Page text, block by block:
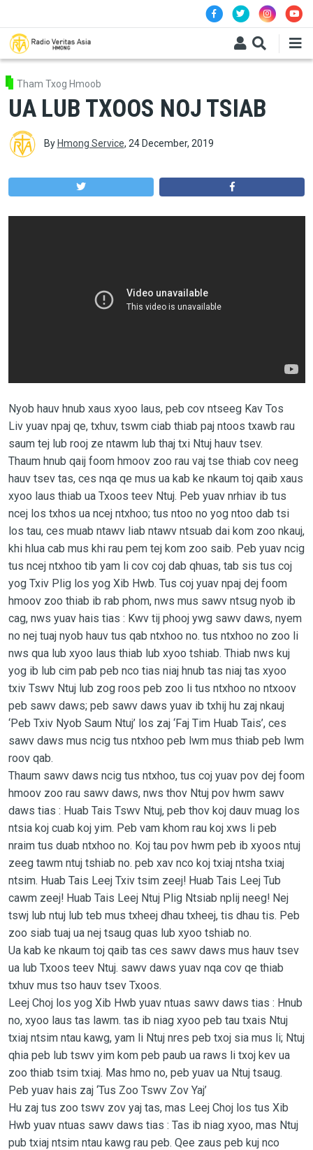
Tham Txog Hmoob
UA LUB TXOOS NOJ TSIAB
By Hmong Service, 24 December, 2019
Nyob hauv hnub xaus xyoo laus, peb cov ntseeg Kav Tos
Liv yuav npaj qe, txhuv, tswm ciab thiab paj ntoos txawb rau
saum tej lub rooj ze ntawm lub thaj txi Ntuj hauv tsev.
Thaum hnub qaij foom hmoov zoo rau vaj tse thiab cov neeg
hauv tsev tas, ces nqa qe mus ua kab ke nkaum toj qaib xaus
xyoo laus thiab ua Txoos teev Ntuj. Peb yuav nrhiav ib tus
ncej los txhos ua ncej ntxhoo; tus ntoo no yog ntoo dab tsi
los tau, ces muab ntawv liab ntawv ntsuab dai kom zoo nkauj,
khi hlua cab mus khi rau pem tej kom zoo saib. Peb yuav ncig
tus ncej ntxhoo tib yam li cov coj dab qhuas, tab sis tus coj
yog Txiv Plig los yog Xib Hwb. Tus coj yuav npaj dej foom
hmoov zoo thiab ib rab phom, nws mus sawv ntsug nyob ib
cag, nws yuav hais tias : Kwv tij phooj ywg sawv daws, nyem
no nej tuaj nyob hauv tus qab ntxhoo no. tus ntxhoo no zoo li
nws qua lub xyoo laus thiab lub xyoo tshiab. Thiab nws kuj
yog ib lub cim pab peb nco tias niaj hnub tas niaj tas xyoo
txiv Tswv Ntuj lub zog roos peb zoo li tus ntxhoo no ntxoov
peb sawv daws; peb sawv daws yuav ib txhij hu zaj nkauj
‘Peb Txiv Nyob Saum Ntuj’ los zaj ‘Faj Tim Huab Tais’, ces
sawv daws mus ncig tus ntxhoo peb lwm mus thiab peb lwm
roov qab.
Thaum sawv daws ncig tus ntxhoo, tus coj yuav pov dej foom
hmoov zoo rau sawv daws, nws thov Ntuj pov hwm sawv
daws tias : Huab Tais Tswv Ntuj, peb thov koj dauv muag los
ntsia koj cuab koj yim. Peb vam khom rau koj xws li peb
nraim tus duab ntxhoo no. Koj tau pov hwm peb ib xyoos ntuj
zeeg tawm ntuj tshiab no. peb xav nco koj txiaj ntsha txiaj
ntsim. Huab Tais Leej Txiv tsim zeej! Huab Tais Leej Tub
cawm zeej! Huab Tais Leej Ntuj Plig Ntsiab nplij neeg! Nej
tswj lub ntuj lub teb mus txheej dhau txheej, tis dhau tis. Peb
zoo siab tuaj ua nej tsaug quas lub xyoo tshiab no.
Ua kab ke nkaum toj qaib tas ces sawv daws mus hauv tsev
ua lub Txoos teev Ntuj. sawv daws yuav nqa cov qe thiab
txhuv mus tso hauv tsev Txoos.
Leej Choj los yog Xib Hwb yuav ntuas sawv daws tias : Hnub
no, xyoo laus tas lawm. tas ib niag xyoo peb tau txais Ntuj
txiaj ntsim ntau kawg, yam li Ntuj nres peb txoj sia mus li; Ntuj
qhia peb lub tswv yim kom peb paub ua raws li txoj kev ua
zoo thiab tsim txiaj. Mas hmo no, peb yuav ua Ntuj tsaug.
Peb yuav hais zaj ‘Tus Zoo Tswv Zov Yaj’
Hu zaj tus zoo tswv zov yaj tas, mas Leej Choj los tus Xib
Hwb yuav ntuas sawv daws tias : Tas ib niag xyoo, mas Ntuj
pub txiaj ntsim ntau kawg rau peb. Qee zaus peb kuj nco